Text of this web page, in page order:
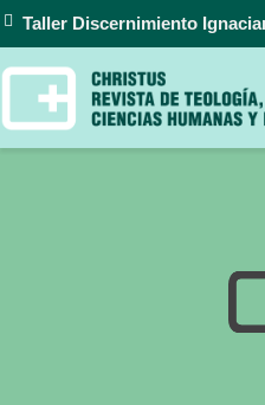
Taller Discernimiento